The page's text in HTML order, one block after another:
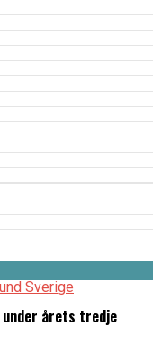
under årets tredje